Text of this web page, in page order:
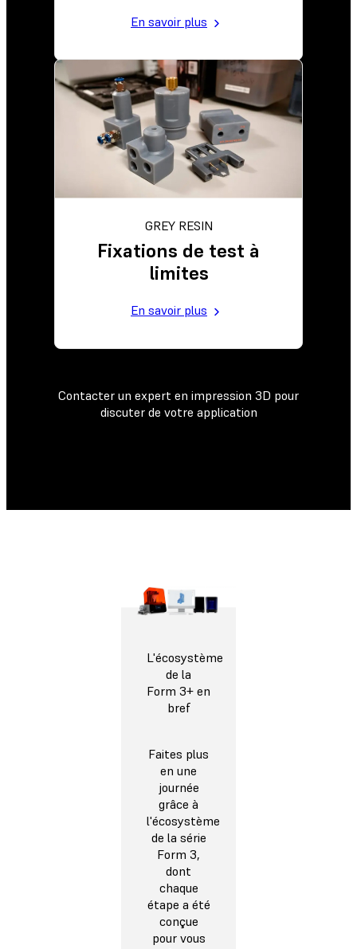
En savoir plus
GREY RESIN
Fixations de test à
limites
En savoir plus
Contacter un expert en impression 3D pour
discuter de votre application
L'écosystème
de la
Form 3+ en
bref
Faites plus
en une
journée
grâce à
l'écosystème
de la série
Form 3,
dont
chaque
étape a été
conçue
pour vous